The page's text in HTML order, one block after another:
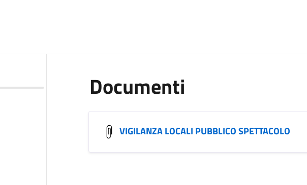
Documenti
VIGILANZA LOCALI PUBBLICO SPETTACOLO